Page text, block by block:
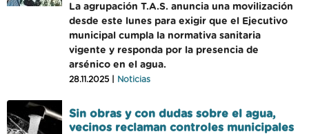
La agrupación T.A.S. anuncia una movilización
desde este lunes para exigir que el Ejecutivo
municipal cumpla la normativa sanitaria
vigente y responda por la presencia de
arsénico en el agua.
28.11.2025 | Noticias
Sin obras y con dudas sobre el agua,
vecinos reclaman controles municipales